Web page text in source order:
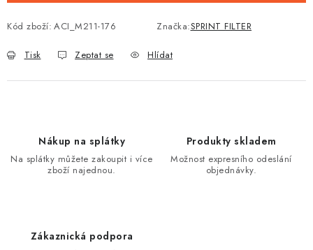
Kód zboží: ACI_M211-176 Značka:SPRINT FILTER
Tisk Zeptat se Hlídat
Nákup na splátky
Na splátky můžete zakoupit i více
zboží najednou.
Produkty skladem
Možnost expresního odeslání
objednávky.
Zákaznická podpora